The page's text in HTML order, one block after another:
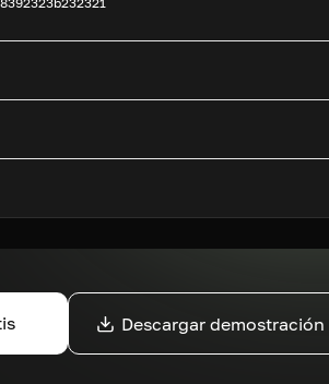
Descargar demostración